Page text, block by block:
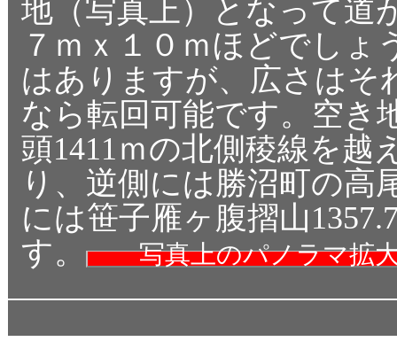
地（写真上）となって道
７ｍｘ１０ｍほどでしょ
はありますが、広さはそ
なら転回可能です。空き
頭1411ｍの北側稜線を越
り、逆側には勝沼町の高
には笹子雁ヶ腹摺山
す。
写真上のパノラマ